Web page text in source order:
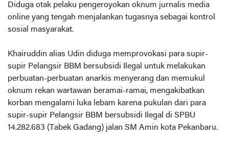
Diduga otak pelaku pengeroyokan oknum jurnalis media
online yang tengah menjalankan tugasnya sebagai kontrol
sosial masyarakat.
Khairuddin alias Udin diduga memprovokasi para supir-
supir Pelangsir BBM bersubsidi Ilegal untuk melakukan
perbuatan-perbuatan anarkis menyerang dan memukul
oknum rekan wartawan beramai-ramai, mengakibatkan
korban mengalami luka lebam karena pukulan dari para
supir-supir Pelangsir BBM bersubsidi Ilegal di SPBU
14.282.683 (Tabek Gadang) jalan SM Amin kota Pekanbaru.